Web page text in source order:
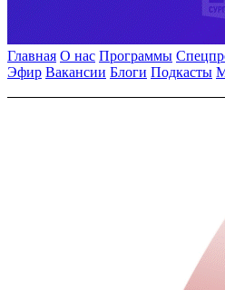
Главная О нас Программы
Эфир Вакансии Блоги Подкасты